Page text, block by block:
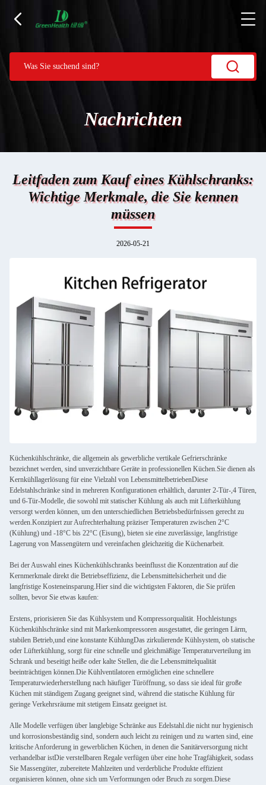
Nachrichten
Leitfaden zum Kauf eines Kühlschranks:
Wichtige Merkmale, die Sie kennen
müssen
2026-05-21
Küchenkühlschränke, die allgemein als gewerbliche vertikale Gefrierschränke
bezeichnet werden, sind unverzichtbare Geräte in professionellen Küchen.Sie dienen als
Kernkühllagerlösung für eine Vielzahl von LebensmittelbetriebenDiese
Edelstahlschränke sind in mehreren Konfigurationen erhältlich, darunter 2-Tür-,4 Türen,
und 6-Tür-Modelle, die sowohl mit statischer Kühlung als auch mit Lüfterkühlung
versorgt werden können, um den unterschiedlichen Betriebsbedürfnissen gerecht zu
werden.Konzipiert zur Aufrechterhaltung präziser Temperaturen zwischen 2°C
(Kühlung) und -18°C bis 22°C (Eisung), bieten sie eine zuverlässige, langfristige
Lagerung von Massengütern und vereinfachen gleichzeitig die Küchenarbeit.
Bei der Auswahl eines Küchenkühlschranks beeinflusst die Konzentration auf die
Kernmerkmale direkt die Betriebseffizienz, die Lebensmittelsicherheit und die
langfristige Kosteneinsparung.Hier sind die wichtigsten Faktoren, die Sie prüfen
sollten, bevor Sie etwas kaufen:
Erstens, priorisieren Sie das Kühlsystem und Kompressorqualität. Hochleistungs
Küchenkühlschränke sind mit Markenkompressoren ausgestattet, die geringen Lärm,
stabilen Betrieb,und eine konstante KühlungDas zirkulierende Kühlsystem, ob statische
oder Lüfterkühlung, sorgt für eine schnelle und gleichmäßige Temperaturverteilung im
Schrank und beseitigt heiße oder kalte Stellen, die die Lebensmittelqualität
beeinträchtigen können.Die Kühlventilatoren ermöglichen eine schnellere
Temperaturwiederherstellung nach häufiger Türöffnung, so dass sie ideal für große
Küchen mit ständigem Zugang geeignet sind, während die statische Kühlung für
geringe Verkehrsräume mit stetigem Einsatz geeignet ist.
Alle Modelle verfügen über langlebige Schränke aus Edelstahl.die nicht nur hygienisch
und korrosionsbeständig sind, sondern auch leicht zu reinigen und zu warten sind, eine
kritische Anforderung in gewerblichen Küchen, in denen die Sanitärversorgung nicht
verhandelbar istDie verstellbaren Regale verfügen über eine hohe Tragfähigkeit, sodass
Sie Massengüter, zubereitete Mahlzeiten und verderbliche Produkte effizient
organisieren können, ohne sich um Verformungen oder Bruch zu sorgen.Diese